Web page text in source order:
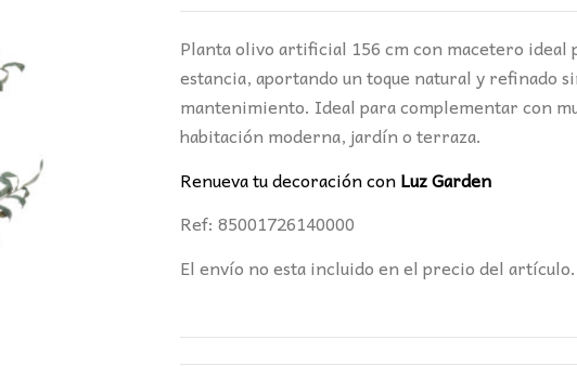
original
era:
236,00€.
actual
es:
196,00€.
Planta olivo artificial 156 cm con macetero ideal
estancia, aportando un toque natural y refinado
mantenimiento. Ideal para complementar con
habitación moderna, jardín o terraza.
Renueva tu decoración conLuz Garden
Ref: 85001726140000
El envío no esta incluido en el precio del artículo.